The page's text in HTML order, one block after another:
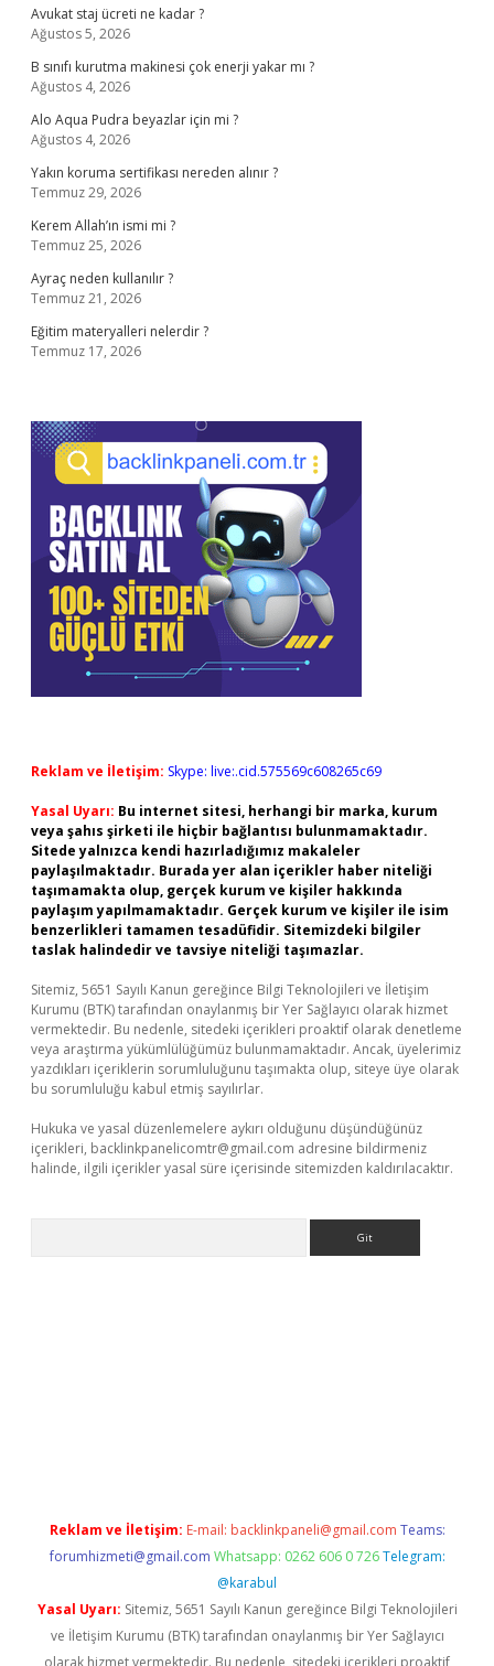
Avukat staj ücreti ne kadar ?
Ağustos 5, 2026
B sınıfı kurutma makinesi çok enerji yakar mı ?
Ağustos 4, 2026
Alo Aqua Pudra beyazlar için mi ?
Ağustos 4, 2026
Yakın koruma sertifikası nereden alınır ?
Temmuz 29, 2026
Kerem Allah’ın ismi mi ?
Temmuz 25, 2026
Ayraç neden kullanılır ?
Temmuz 21, 2026
Eğitim materyalleri nelerdir ?
Temmuz 17, 2026
Reklam ve İletişim: Skype: live:.cid.575569c608265c69
Yasal Uyarı: Bu internet sitesi, herhangi bir marka, kurum
veya şahıs şirketi ile hiçbir bağlantısı bulunmamaktadır.
Sitede yalnızca kendi hazırladığımız makaleler
paylaşılmaktadır. Burada yer alan içerikler haber niteliği
taşımamakta olup, gerçek kurum ve kişiler hakkında
paylaşım yapılmamaktadır. Gerçek kurum ve kişiler ile isim
benzerlikleri tamamen tesadüfidir. Sitemizdeki bilgiler
taslak halindedir ve tavsiye niteliği taşımazlar.
Sitemiz, 5651 Sayılı Kanun gereğince Bilgi Teknolojileri ve İletişim
Kurumu (BTK) tarafından onaylanmış bir Yer Sağlayıcı olarak hizmet
vermektedir. Bu nedenle, sitedeki içerikleri proaktif olarak denetleme
veya araştırma yükümlülüğümüz bulunmamaktadır. Ancak, üyelerimiz
yazdıkları içeriklerin sorumluluğunu taşımakta olup, siteye üye olarak
bu sorumluluğu kabul etmiş sayılırlar.
Hukuka ve yasal düzenlemelere aykırı olduğunu düşündüğünüz
içerikleri, backlinkpanelicomtr@gmail.com adresine bildirmeniz
halinde, ilgili içerikler yasal süre içerisinde sitemizden kaldırılacaktır.
Reklam ve İletişim: E-mail: backlinkpaneli@gmail.com Teams:
forumhizmeti@gmail.com Whatsapp: 0262 606 0 726 Telegram:
@karabul
Yasal Uyarı: Sitemiz, 5651 Sayılı Kanun gereğince Bilgi Teknolojileri
ve İletişim Kurumu (BTK) tarafından onaylanmış bir Yer Sağlayıcı
olarak hizmet vermektedir. Bu nedenle, sitedeki içerikleri proaktif